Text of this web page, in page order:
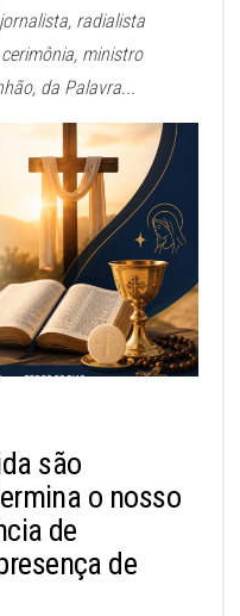
radialista
ministro
da Palavra...
são
o nosso
de
de